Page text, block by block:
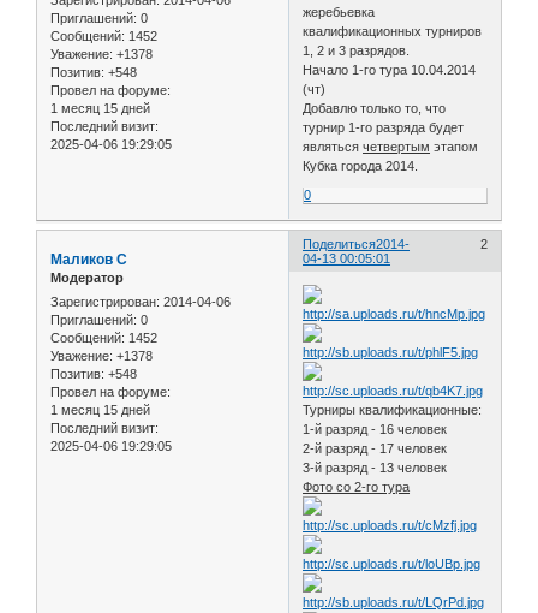
Приглашений: 0
Сообщений: 1452
Уважение: +1378
Позитив: +548
Провел на форуме:
1 месяц 15 дней
Последний визит:
2025-04-06 19:29:05
жеребьевка
квалификационных турниров
1, 2 и 3 разрядов.
Начало 1-го тура 10.04.2014
(чт)
Добавлю только то, что
турнир 1-го разряда будет
являтьсячетвертым этапом
Кубка города 2014.
0
Поделиться 2
2014-
04-13 00:05:01
Маликов С
Модератор
Зарегистрирован: 2014-04-06
Приглашений: 0
Сообщений: 1452
Уважение: +1378
Позитив: +548
Провел на форуме:
1 месяц 15 дней
Последний визит:
2025-04-06 19:29:05
Турниры квалификационные:
1-й разряд - 16 человек
2-й разряд - 17 человек
3-й разряд - 13 человек
Фото со 2-го тура